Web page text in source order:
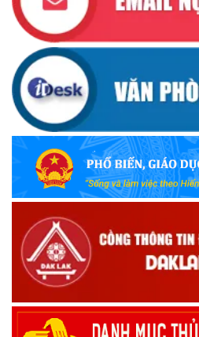
Ủy ban Mặt trận Tổ quốc Việt
ủng hộ đồng bào khắc phục thiệt
(12/10/2025)
UBND TỈNH ĐẮK LẮK KHUYẾN
CƯỜNG PHÒNG, CHỐNG BỆNH
(09/10/2025)
Bộ Quốc phòng công bố thủ tục
tái cấu trúc thực hiện toàn trình,
điện tử
(09/10/2025)
Bộ Chính trị, Ban Bí thư kết luận
trong vận hành chính quyền địa